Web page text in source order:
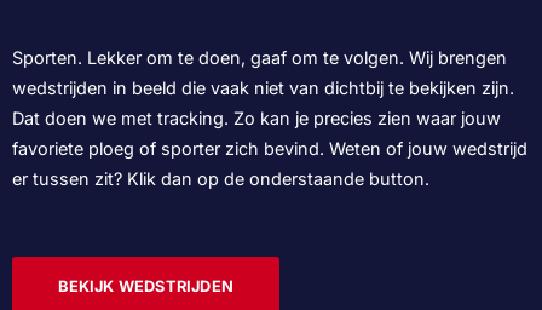
Sporten. Lekker om te doen, gaaf om te volgen. Wij brengen
wedstrijden in beeld die vaak niet van dichtbij te bekijken zijn.
Dat doen we met tracking. Zo kan je precies zien waar jouw
favoriete ploeg of sporter zich bevind. Weten of jouw wedstrijd
er tussen zit? Klik dan op de onderstaande button.
BEKIJK WEDSTRIJDEN